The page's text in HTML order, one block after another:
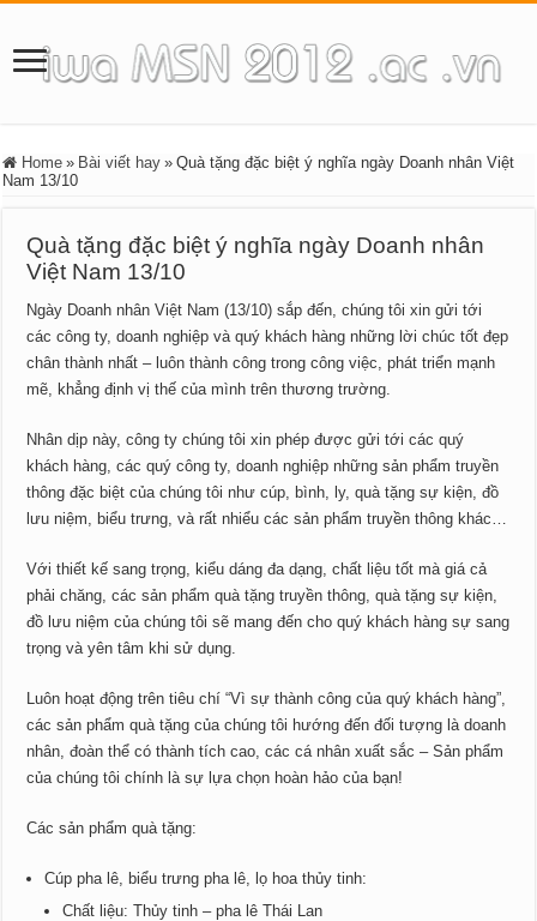
Home » Bài viết hay » Quà tặng đặc biệt ý nghĩa ngày Doanh nhân Việt
Nam 13/10
Quà tặng đặc biệt ý nghĩa ngày Doanh nhân
Việt Nam 13/10
Ngày Doanh nhân Việt Nam (13/10) sắp đến, chúng tôi xin gửi tới
các công ty, doanh nghiệp và quý khách hàng những lời chúc tốt đẹp
chân thành nhất – luôn thành công trong công việc, phát triển mạnh
mẽ, khẳng định vị thế của mình trên thương trường.
Nhân dịp này, công ty chúng tôi xin phép được gửi tới các quý
khách hàng, các quý công ty, doanh nghiệp những sản phẩm truyền
thông đặc biệt của chúng tôi như cúp, bình, ly, quà tặng sự kiện, đồ
lưu niệm, biểu trưng, và rất nhiểu các sản phẩm truyền thông khác…
Với thiết kế sang trọng, kiểu dáng đa dạng, chất liệu tốt mà giá cả
phải chăng, các sản phẩm quà tặng truyền thông, quà tặng sự kiện,
đồ lưu niệm của chúng tôi sẽ mang đến cho quý khách hàng sự sang
trọng và yên tâm khi sử dụng.
Luôn hoạt động trên tiêu chí “Vì sự thành công của quý khách hàng”,
các sản phẩm quà tặng của chúng tôi hướng đến đối tượng là doanh
nhân, đoàn thể có thành tích cao, các cá nhân xuất sắc – Sản phẩm
của chúng tôi chính là sự lựa chọn hoàn hảo của bạn!
Các sản phẩm quà tặng:
Cúp pha lê, biểu trưng pha lê, lọ hoa thủy tinh:
Chất liệu: Thủy tinh – pha lê Thái Lan